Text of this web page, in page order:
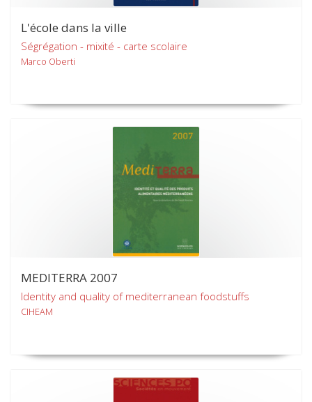
L'école dans la ville
Ségrégation - mixité - carte scolaire
Marco Oberti
MEDITERRA 2007
Identity and quality of mediterranean foodstuffs
CIHEAM